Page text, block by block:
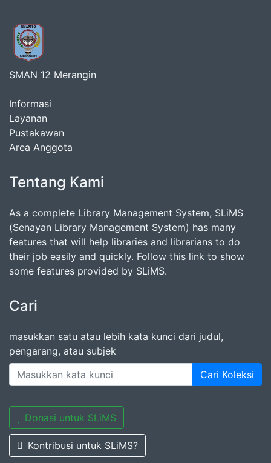
SMAN 12 Merangin
Informasi
Layanan
Pustakawan
Area Anggota
Tentang Kami
As a complete Library Management System, SLiMS
(Senayan Library Management System) has many
features that will help libraries and librarians to do
their job easily and quickly. Follow this link to show
some features provided by SLiMS.
Cari
masukkan satu atau lebih kata kunci dari judul,
pengarang, atau subjek
Cari Koleksi
Donasi untuk SLiMS
Kontribusi untuk SLiMS?